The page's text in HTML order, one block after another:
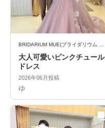
大人可愛いピンクチュール
ドレス
2026年06月投稿
ゆ